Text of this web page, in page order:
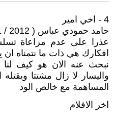
4 - اخي امير
حامد حمودي عباس ( 2012 / 1 / 18 - 07:50 )
عذرا على عدم مراعاة
افكارك هي ذات ما نتمناه
نبحث عنه الان هو كيف لنا
واليسار لا زال مشتتا
المساهمة مع خالص الود
اخر الافلام